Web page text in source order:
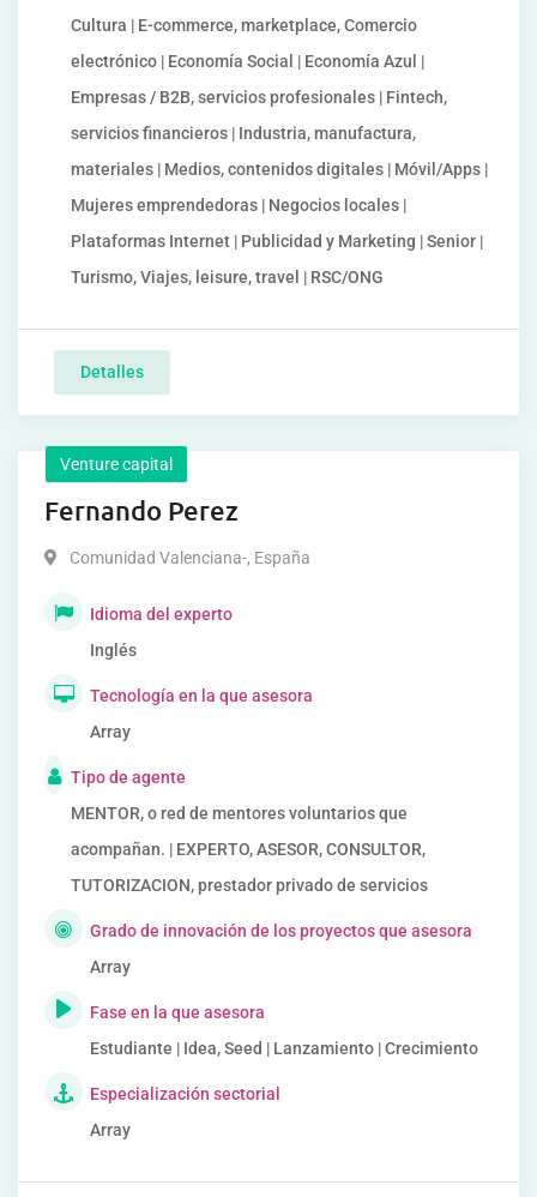
Cultura | E-commerce, marketplace, Comercio
electrónico | Economía Social | Economía Azul |
Empresas / B2B, servicios profesionales | Fintech,
servicios financieros | Industria, manufactura,
materiales | Medios, contenidos digitales | Móvil/Apps |
Mujeres emprendedoras | Negocios locales |
Plataformas Internet | Publicidad y Marketing | Senior |
Turismo, Viajes, leisure, travel | RSC/ONG
Detalles
Venture capital
Fernando Perez
Comunidad Valenciana-, España
Idioma del experto
Inglés
Tecnología en la que asesora
Array
Tipo de agente
MENTOR, o red de mentores voluntarios que
acompañan. | EXPERTO, ASESOR, CONSULTOR,
TUTORIZACION, prestador privado de servicios
Grado de innovación de los proyectos que asesora
Array
Fase en la que asesora
Estudiante | Idea, Seed | Lanzamiento | Crecimiento
Especialización sectorial
Array